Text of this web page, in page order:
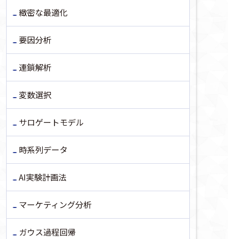
緻密な最適化
要因分析
連鎖解析
変数選択
サロゲートモデル
時系列データ
AI実験計画法
マーケティング分析
ガウス過程回帰